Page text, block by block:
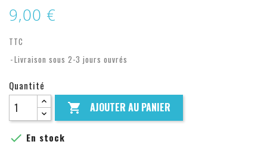
9,00 €
TTC
Livraison sous 2-3 jours ouvrés
Quantité
 AJOUTER AU PANIER
 En stock